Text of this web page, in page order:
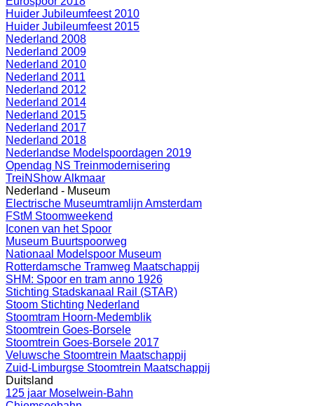
Huider Jubileumfeest 2010
Huider Jubileumfeest 2015
Nederland 2008
Nederland 2009
Nederland 2010
Nederland 2011
Nederland 2012
Nederland 2014
Nederland 2015
Nederland 2017
Nederland 2018
Nederlandse Modelspoordagen 2019
Opendag NS Treinmodernisering
TreiNShow Alkmaar
Nederland - Museum
Electrische Museumtramlijn Amsterdam
FStM Stoomweekend
Iconen van het Spoor
Museum Buurtspoorweg
Nationaal Modelspoor Museum
Rotterdamsche Tramweg Maatschappij
SHM: Spoor en tram anno 1926
Stichting Stadskanaal Rail (STAR)
Stoom Stichting Nederland
Stoomtram Hoorn-Medemblik
Stoomtrein Goes-Borsele
Stoomtrein Goes-Borsele 2017
Veluwsche Stoomtrein Maatschappij
Zuid-Limburgse Stoomtrein Maatschappij
Duitsland
125 jaar Moselwein-Bahn